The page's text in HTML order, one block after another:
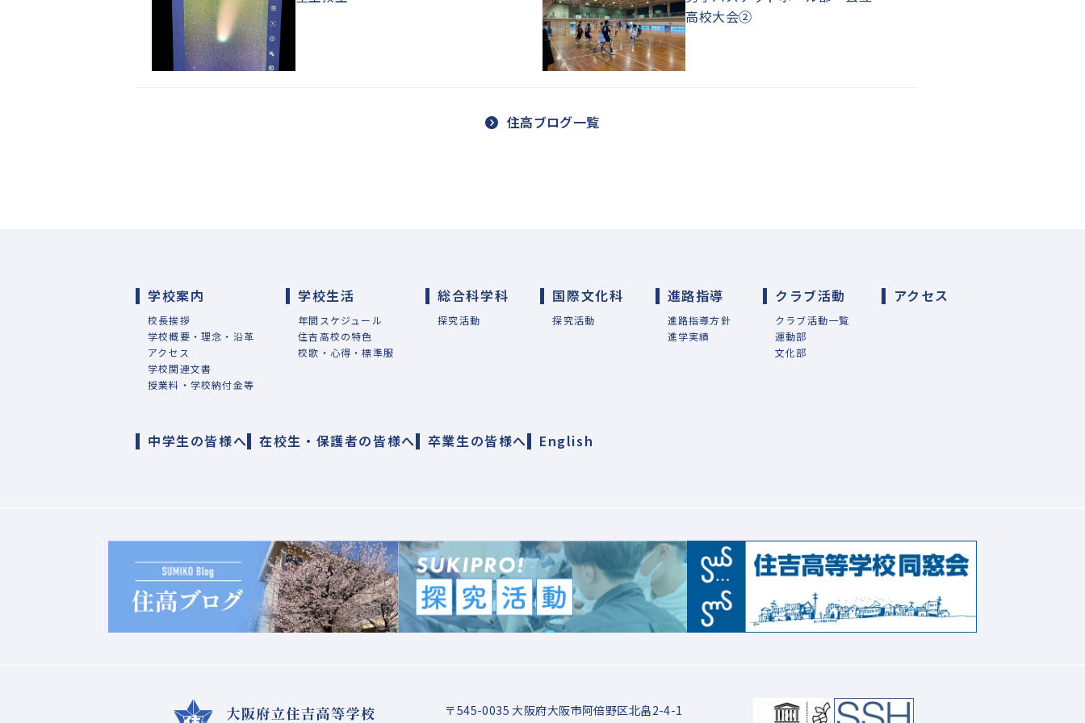
高校大会②
住高ブログ一覧
学校案内
校長挨拶
学校概要・理念・沿革
アクセス
学校関連文書
授業料・学校納付金等
学校生活
年間スケジュール
住吉高校の特色
校歌・心得・標準服
総合科学科
探究活動
国際文化科
探究活動
進路指導
進路指導方針
進学実績
クラブ活動
クラブ活動一覧
運動部
文化部
アクセス
中学生の皆様へ 在校生・保護者の皆様へ 卒業生の皆様へ English
〒545-0035 大阪府大阪市阿倍野区北畠2-4-1